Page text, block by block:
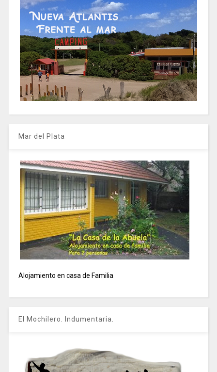
Mar del Plata
Alojamiento en casa de Familia
El Mochilero. Indumentaria.